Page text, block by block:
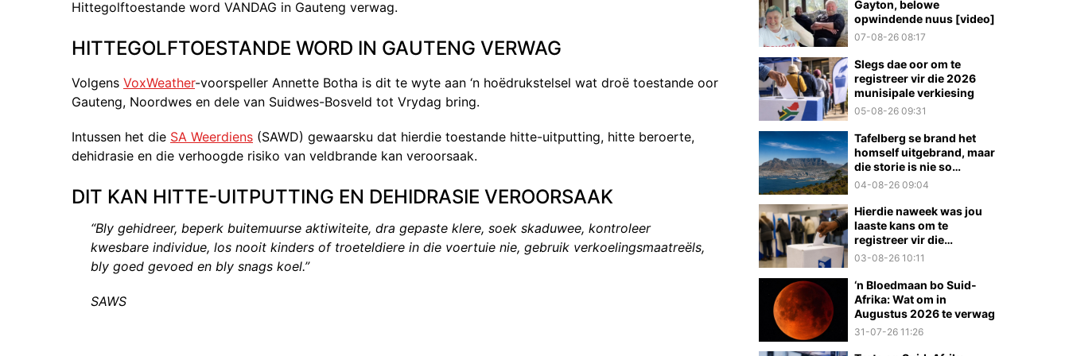
Hittegolftoestande word VANDAG in Gauteng verwag.
HITTEGOLFTOESTANDE WORD IN GAUTENG VERWAG
Volgens VoxWeather-voorspeller Annette Botha is dit te wyte aan ‘n hoëdrukstelsel wat droë toestande oor
Gauteng, Noordwes en dele van Suidwes-Bosveld tot Vrydag bring.
Intussen het die SA Weerdiens (SAWD) gewaarsku dat hierdie toestande hitte-uitputting, hitte beroerte,
dehidrasie en die verhoogde risiko van veldbrande kan veroorsaak.
DIT KAN HITTE-UITPUTTING EN DEHIDRASIE VEROORSAAK
“Bly gehidreer, beperk buitemuurse aktiwiteite, dra gepaste klere, soek skaduwee, kontroleer
kwesbare individue, los nooit kinders of troeteldiere in die voertuie nie, gebruik verkoelingsmaatreëls,
bly goed gevoed en bly snags koel.”
SAWS
Gayton, belowe
opwindende nuus [video]
07-08-26 08:17
Slegs dae oor om te
registreer vir die 2026
munisipale verkiesing
05-08-26 09:31
Tafelberg se brand het
homself uitgebrand, maar
die storie is nie so
eenvoudig nie
04-08-26 09:04
Hierdie naweek was jou
laaste kans om te
registreer vir die
munisipale verkiesings
03-08-26 10:11
‘n Bloedmaan bo Suid-
Afrika: Wat om in
Augustus 2026 te verwag
31-07-26 11:26